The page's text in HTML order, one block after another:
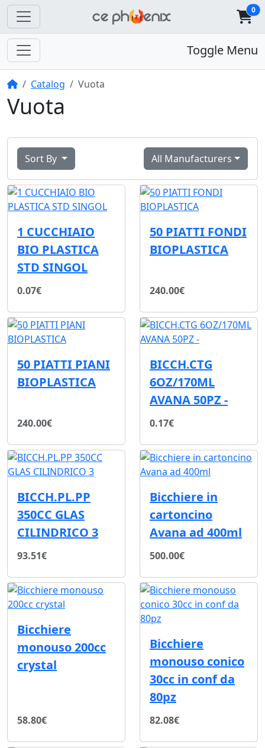
0
Toggle Menu
HomeCatalog Vuota
Vuota
Sort By All Manufacturers
1 CUCCHIAIO
BIO PLASTICA
STD SINGOL
0.07€
50 PIATTI FONDI
BIOPLASTICA
240.00€
50 PIATTI PIANI
BIOPLASTICA
240.00€
BICCH.CTG
6OZ/170ML
AVANA 50PZ -
0.17€
BICCH.PL.PP
350CC GLAS
CILINDRICO 3
93.51€
Bicchiere in
cartoncino
Avana ad 400ml
500.00€
Bicchiere
monouso 200cc
crystal
58.80€
Bicchiere
monouso conico
30cc in conf da
80pz
82.08€